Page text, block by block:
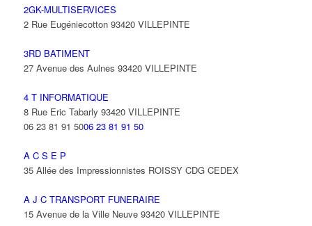
2GK-MULTISERVICES
2 Rue Eugéniecotton 93420 VILLEPINTE
3RD BATIMENT
27 Avenue des Aulnes 93420 VILLEPINTE
4 T INFORMATIQUE
8 Rue Eric Tabarly 93420 VILLEPINTE
06 23 81 91 5006 23 81 91 50
A C S E P
35 Allée des Impressionnistes ROISSY CDG CEDEX
A J C TRANSPORT FUNERAIRE
15 Avenue de la Ville Neuve 93420 VILLEPINTE